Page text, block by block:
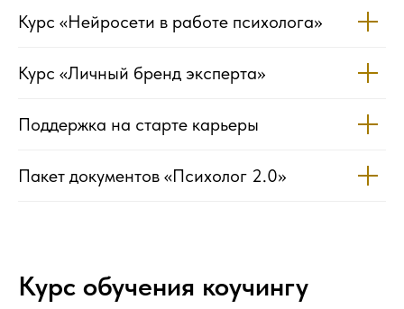
Курс «Нейросети в работе психолога»
Курс «Личный бренд эксперта»
Поддержка на старте карьеры
Пакет документов «Психолог 2.0»
Курс обучения коучингу